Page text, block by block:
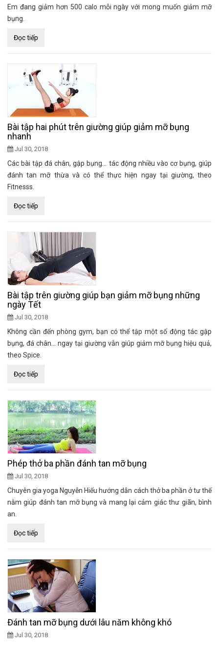
Em đang giảm hơn 500 calo mỗi ngày với mong muốn giảm mỡ
bụng.
Đọc tiếp
Bài tập hai phút trên giường giúp giảm mỡ bụng
nhanh
Jul 30, 2018
Các bài tập đá chân, gập bụng... tác động nhiều vào cơ bụng, giúp
đánh tan mỡ thừa và có thể thực hiện ngay tại giường, theo
Fitnesss.
Đọc tiếp
Bài tập trên giường giúp bạn giảm mỡ bụng những
ngày Tết
Jul 30, 2018
Không cần đến phòng gym, bạn có thể tập một số động tác gập
bụng, đá chân... ngay tại giường vẫn giúp giảm mỡ bụng hiệu quả,
theo Spice.
Đọc tiếp
Phép thở ba phần đánh tan mỡ bụng
Jul 30, 2018
Chuyên gia yoga Nguyễn Hiếu hướng dẫn cách thở ba phần ở tư thế
nằm giúp đánh tan mỡ bụng và mang lại cảm giác thư giãn, bình
an.
Đọc tiếp
Đánh tan mỡ bụng dưới lâu năm không khó
Jul 30, 2018